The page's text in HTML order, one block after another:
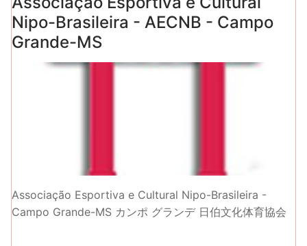
Nipo-Brasileira - AECNB - Campo
Grande-MS
Associação Esportiva e Cultural Nipo-Brasileira -
Campo Grande-MS カンポ グランデ 日伯文化体育協会